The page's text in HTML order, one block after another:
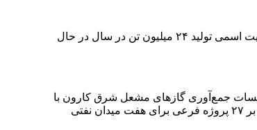
وی با اشاره به طرح‌های توسعه‌ای در دست اجرا، گفت: در حال حاضر ۳۲ پروژه در دست اجرا داریم که از این ۳۲ پروژه، ۱۷ پروژه اصلی هلدینگ با ظرفیت اسمی تولید ۲۴ میلیون تن در سال در حال
جمع‌آوری گازهای مشعل شرق کارون با
هدف تامین کسری خوراک پالایشگاه گاز بیدبلند خلیج فارس و جلوگیری از سوزانده شدن گازهای همراه نفت به منظور حفاظت از محیط زیست مشتمل بر ۲۷ پروژه فرعی برای هفت میدان نفتی